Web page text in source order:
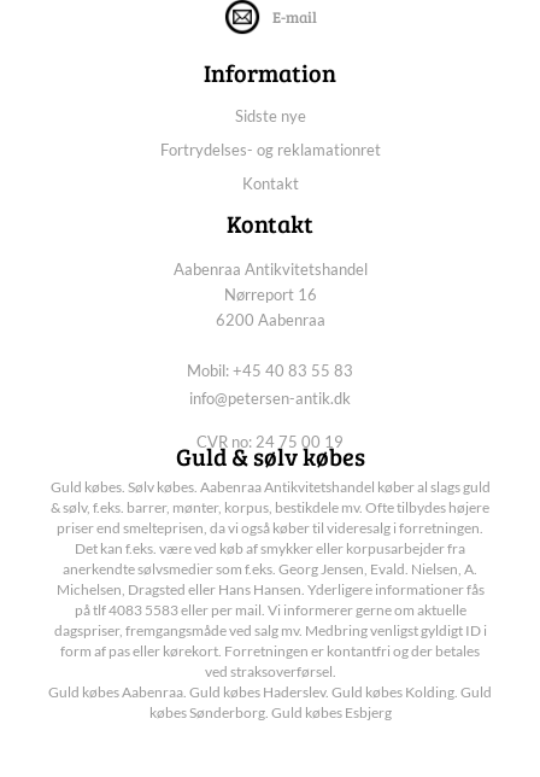
E-mail
Information
Sidste nye
Fortrydelses- og reklamationret
Kontakt
Kontakt
Aabenraa Antikvitetshandel
Nørreport 16
6200 Aabenraa
Mobil: +45 40 83 55 83
info@petersen-antik.dk
CVR no: 24 75 00 19
Guld & sølv købes
Guld købes. Sølv købes. Aabenraa Antikvitetshandel køber al slags guld
& sølv, f.eks. barrer, mønter, korpus, bestikdele mv. Ofte tilbydes højere
priser end smelteprisen, da vi også køber til videresalg i forretningen.
Det kan f.eks. være ved køb af smykker eller korpusarbejder fra
anerkendte sølvsmedier som f.eks. Georg Jensen, Evald. Nielsen, A.
Michelsen, Dragsted eller Hans Hansen. Yderligere informationer fås
på tlf 4083 5583 eller per mail. Vi informerer gerne om aktuelle
dagspriser, fremgangsmåde ved salg mv. Medbring venligst gyldigt ID i
form af pas eller kørekort. Forretningen er kontantfri og der betales
ved straksoverførsel.
Guld købes Aabenraa. Guld købes Haderslev. Guld købes Kolding. Guld
købes Sønderborg. Guld købes Esbjerg